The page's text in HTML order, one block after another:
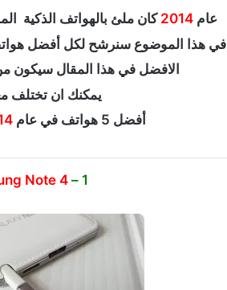
عام 2014 كان ملئ بالهواتف الذكية
في هذا الموضوع سنرشح لكل أفضل
الافضل في هذا المقال
يمكنك ان تختلف
أفضل 5 هواتف في عام
1 –
Samsung Note 4